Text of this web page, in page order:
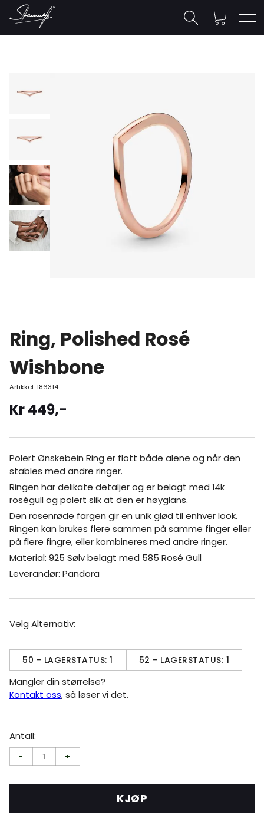
Ring, Polished Rosé
Wishbone
Artikkel:186314
Kr449,-
Polert Ønskebein Ring er flott både alene og når den
stables med andre ringer.
Ringen har delikate detaljer og er belagt med 14k
roségull og polert slik at den er høyglans.
Den rosenrøde fargen gir en unik glød til enhver look.
Ringen kan brukes flere sammen på samme finger eller
på flere fingre, eller kombineres med andre ringer.
Material: 925 Sølv belagt med 585 Rosé Gull
Leverandør: Pandora
Velg Alternativ:
50 - LAGERSTATUS: 1 52 - LAGERSTATUS: 1
Mangler din størrelse?
Kontakt oss, så løser vi det.
Antall:
- 1 +
KJØP